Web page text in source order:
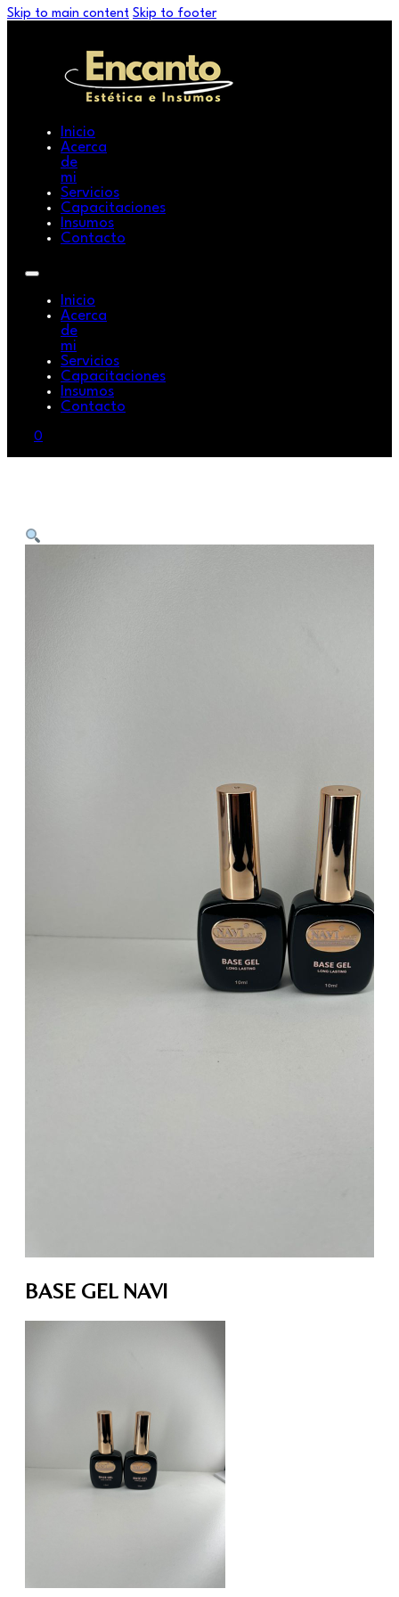
Skip to main content Skip to footer
Inicio
Acerca
de
mi
Servicios
Capacitaciones
Insumos
Contacto
Inicio
Acerca
de
mi
Servicios
Capacitaciones
Insumos
Contacto
0
BASE GEL NAVI